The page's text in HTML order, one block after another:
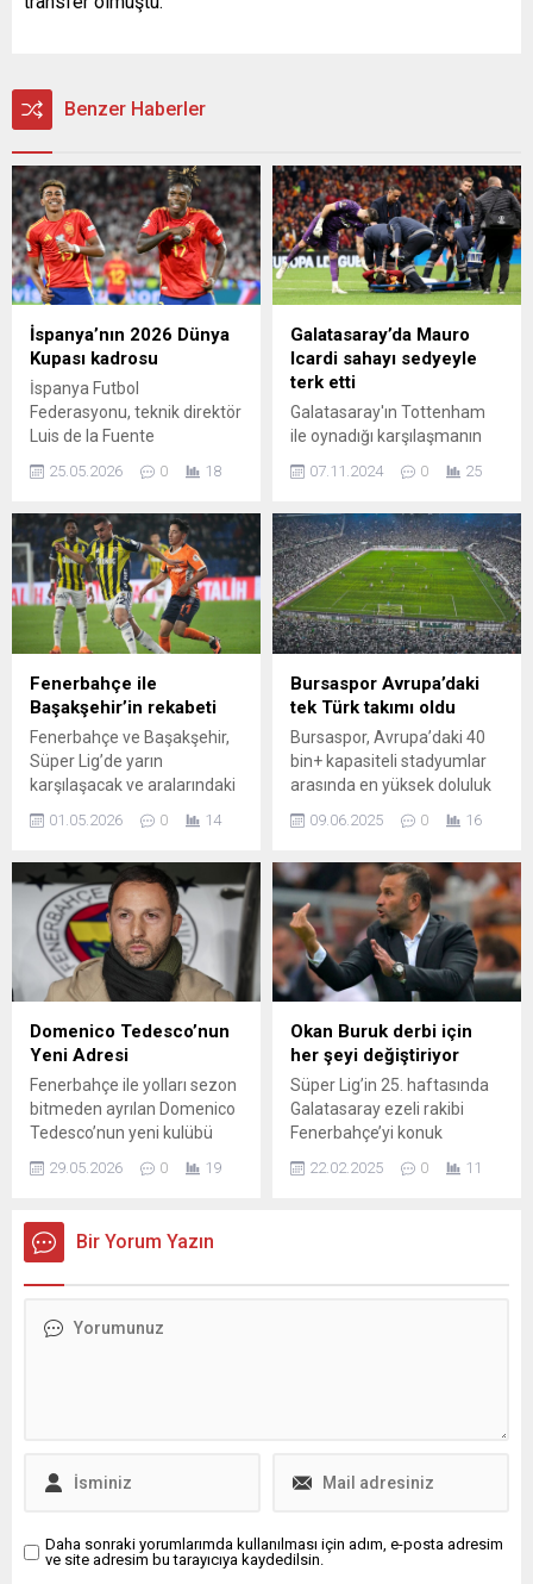
Benzer Haberler
İspanya’nın 2026 Dünya
Kupası kadrosu
İspanya Futbol
Federasyonu, teknik direktör
Luis de la Fuente
yönetiminde 11 Haziran-19
Temmuz tarihlerindeki 2026
katılacak 26 kişilik kadroyu
açıkladı. Turnuva, ABD,
Meksika ve Kanada ortak
organizasyonunda
yapılacak ve La Roja H
Grubu’nda Yeşil Burun
Adaları, Suudi Arabistan ile
Uruguay ile eşleşti. Kadroda
Barcelona’dan sekiz
futbolcunun yer...
25.05.2026 0 18
Galatasaray’da Mauro
Icardi sahayı sedyeyle
terk etti
Galatasaray'ın Tottenham
ile oynadığı karşılaşmanın
son bölümünde sakatlanan
Mauro Icardi, sahayı sedye
07.11.2024 0 25
Fenerbahçe ile
Başakşehir’in rekabeti
Fenerbahçe ve Başakşehir,
Süper Lig’de yarın
karşılaşacak ve aralarındaki
çıkacaklar. Şimdiye kadar
Fenerbahçe 20 galibiyet
elde ederken Başakşehir 11
kez kazandı; dört
karşılaşma ise taraflar için
eşitlikle sonuçlandı. Sarı-
lacivertlilerin toplam 55
golüne karşı Başakşehir 36
golle cevap verdi.
KAYBETMİYOR...
01.05.2026 0 14
Bursaspor Avrupa’daki
tek Türk takımı oldu
Bursaspor, Avrupa’daki 40
bin+ kapasiteli stadyumlar
arasında en yüksek doluluk
arasına girerek büyük bir
Lig'de şampiyon olarak 2.
Lig'e yükselen Bursaspor
taraftarı büyük bir başarıya
imza attı ...
09.06.2025 0 16
Domenico Tedesco’nun
Yeni Adresi
Fenerbahçe ile yolları sezon
bitmeden ayrılan Domenico
Tedesco’nun yeni kulübü
hakkında gelişmeler
yaşanıyor. Deplasmanda
yenilgisinin ardından teknik
ekipten ve futbol direktörü
çalıştırıcının transfer
29.05.2026 0 19
Okan Buruk derbi için
her şeyi değiştiriyor
Süper Lig’in 25. haftasında
Galatasaray ezeli rakibi
Fenerbahçe’yi konuk
edecek. 24 Şubat Pazartesi
günü Rams Park’ta
22.02.2025 0 11
Bir Yorum Yazın
Daha sonraki yorumlarımda kullanılması için adım, e-posta adresim
ve site adresim bu tarayıcıya kaydedilsin.